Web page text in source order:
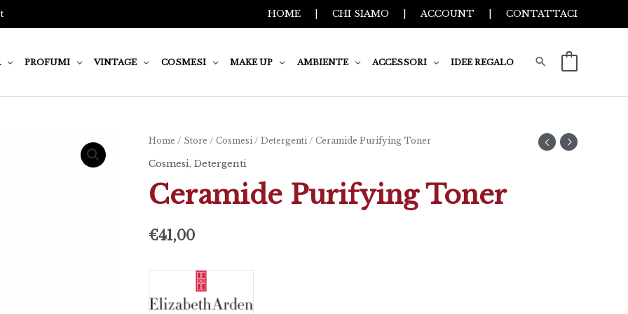
HOME CHI SIAMO |ACCOUNT CONTATTACI
PROFUMI VINTAGE COSMESI MAKE UP AMBIENTE ACCESSORI IDEE REGALO
Home / Store / Cosmesi / Detergenti / Ceramide Purifying Toner
Cosmesi, Detergenti
Ceramide Purifying Toner
€41,00
Ceramide
Purifying
quantità